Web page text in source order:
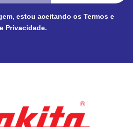
estou aceitando os Termos e
Privacidade.